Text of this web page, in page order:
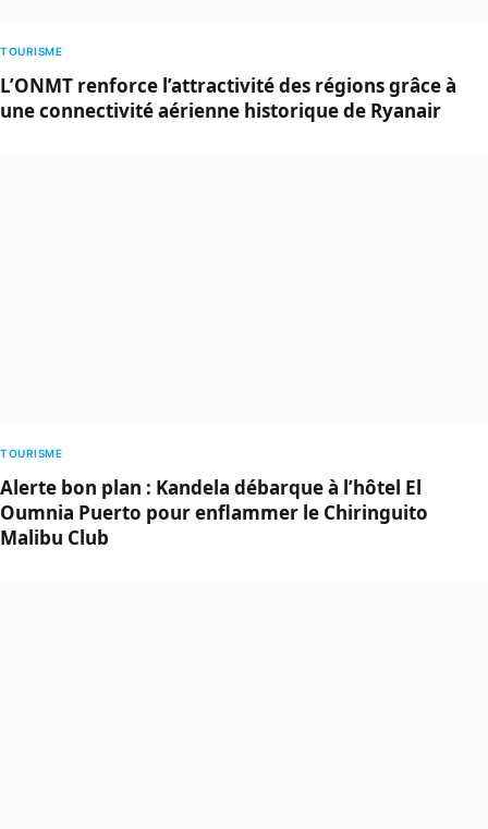
TOURISME
L’ONMT renforce l’attractivité des régions grâce à
une connectivité aérienne historique de Ryanair
TOURISME
Alerte bon plan : Kandela débarque à l’hôtel El
Oumnia Puerto pour enflammer le Chiringuito
Malibu Club